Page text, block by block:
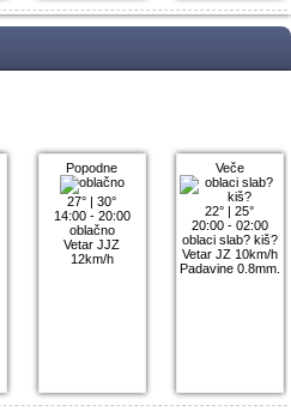
Popodne
27° |30°
14:00 - 20:00
oblačno
Vetar JJZ
12km/h
Veče
22° |25°
20:00 - 02:00
oblaci slab? kiš?
Vetar JZ 10km/h
Padavine 0.8mm.